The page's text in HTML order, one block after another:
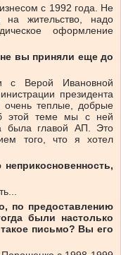
с 1992 года. Не
жительство, надо
оформление
вы приняли еще до
Верой Ивановной
президента
теплые, добрые
этой теме мы с ней
была главой АП. Это
того, что я хотел
по предоставлению
были настолько
письмо? Вы его